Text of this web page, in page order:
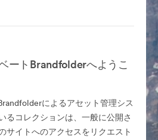
ートBrandfolderへようこ
によるアセット管理シス
るコレクションは、一般に公開さ
サイトへのアクセスをリクエスト